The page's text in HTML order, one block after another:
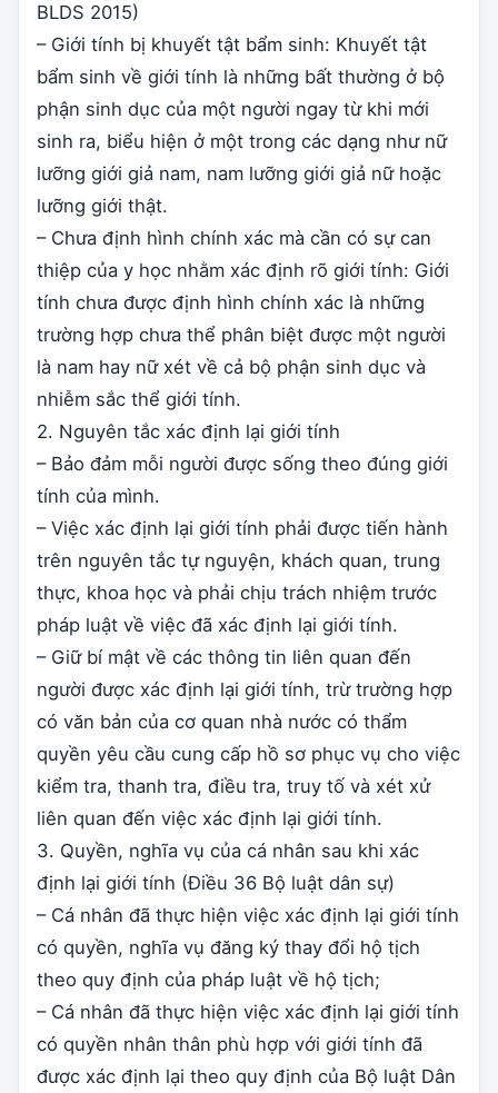
BLDS 2015)
– Giới tính bị khuyết tật bẩm sinh: Khuyết tật
bẩm sinh về giới tính là những bất thường ở bộ
phận sinh dục của một người ngay từ khi mới
sinh ra, biểu hiện ở một trong các dạng như nữ
lưỡng giới giả nam, nam lưỡng giới giả nữ hoặc
lưỡng giới thật.
– Chưa định hình chính xác mà cần có sự can
thiệp của y học nhằm xác định rõ giới tính: Giới
tính chưa được định hình chính xác là những
trường hợp chưa thể phân biệt được một người
là nam hay nữ xét về cả bộ phận sinh dục và
nhiễm sắc thể giới tính.
2. Nguyên tắc xác định lại giới tính
– Bảo đảm mỗi người được sống theo đúng giới
tính của mình.
– Việc xác định lại giới tính phải được tiến hành
trên nguyên tắc tự nguyện, khách quan, trung
thực, khoa học và phải chịu trách nhiệm trước
pháp luật về việc đã xác định lại giới tính.
– Giữ bí mật về các thông tin liên quan đến
người được xác định lại giới tính, trừ trường hợp
có văn bản của cơ quan nhà nước có thẩm
quyền yêu cầu cung cấp hồ sơ phục vụ cho việc
kiểm tra, thanh tra, điều tra, truy tố và xét xử
liên quan đến việc xác định lại giới tính.
3. Quyền, nghĩa vụ của cá nhân sau khi xác
định lại giới tính (Điều 36 Bộ luật dân sự)
– Cá nhân đã thực hiện việc xác định lại giới tính
có quyền, nghĩa vụ đăng ký thay đổi hộ tịch
theo quy định của pháp luật về hộ tịch;
– Cá nhân đã thực hiện việc xác định lại giới tính
có quyền nhân thân phù hợp với giới tính đã
được xác định lại theo quy định của Bộ luật Dân